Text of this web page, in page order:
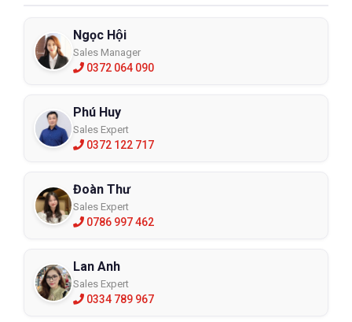
Ngọc Hội
Sales Manager
0372 064 090
Phú Huy
Sales Expert
0372 122 717
Đoàn Thư
Sales Expert
0786 997 462
Lan Anh
Sales Expert
0334 789 967